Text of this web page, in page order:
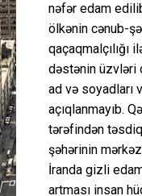
nəfər edam
ölkənin cənub-
qaçaqmalçılığı
dəstənin üzvləri
ad və soyadları
açıqlanmayıb.
tərəfindən
şəhərinin
İranda gizli
artması insan